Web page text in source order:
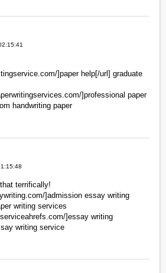
]paper help[/url] graduate
]professional paper
handwriting paper
terrifically!
]admission essay writing
writing services
]essay writing
writing service